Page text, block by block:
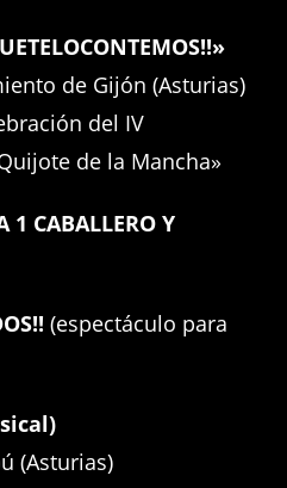
de Gijón (Asturias)
del IV
de la Mancha»
1 CABALLERO Y
(espectáculo para
(Asturias)